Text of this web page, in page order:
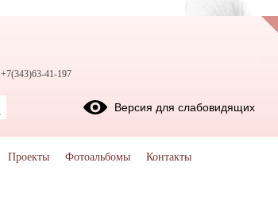
+7(343)63-41-197
Версия для слабовидящих
Проекты Фотоальбомы Контакты